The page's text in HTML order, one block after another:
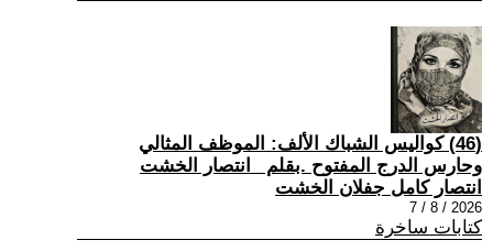
(46) كواليس الشباك الألف: الموظف المثالي
وحارس الدرج المفتوح .بقلم _انتصار الخشت
انتصار كامل جفلان الخشت
2026 / 8 / 7
كتابات ساخرة